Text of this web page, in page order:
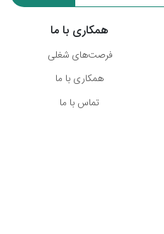
همکاری با ما
فرصت‌های شغلی
همکاری با ما
تماس با ما